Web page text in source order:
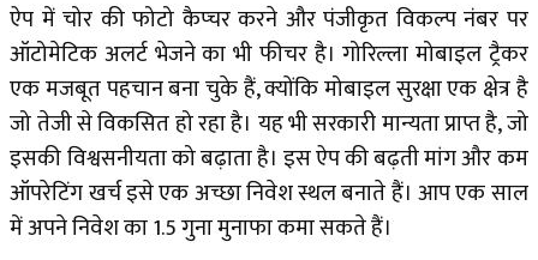
ऐप में चोर की फोटो कैप्चर करने और पंजीकृत विकल्प नंबर पर
ऑटोमेटिक अलर्ट भेजने का भी फीचर है। गोरिल्ला मोबाइल ट्रैकर
एक मजबूत पहचान बना चुके हैं, क्योंकि मोबाइल सुरक्षा एक क्षेत्र है
जो तेजी से विकसित हो रहा है। यह भी सरकारी मान्यता प्राप्त है, जो
इसकी विश्वसनीयता को बढ़ाता है। इस ऐप की बढ़ती मांग और कम
ऑपरेटिंग खर्च इसे एक अच्छा निवेश स्थल बनाते हैं। आप एक साल
में अपने निवेश का 1.5 गुना मुनाफा कमा सकते हैं।